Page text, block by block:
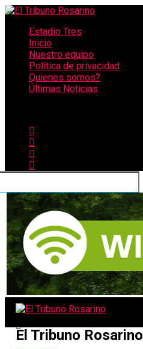
Estadio Tres
Inicio
Nuestro equipo
Política de privacidad
Quienes somos?
Últimas Noticias
El Tribuno Rosarino